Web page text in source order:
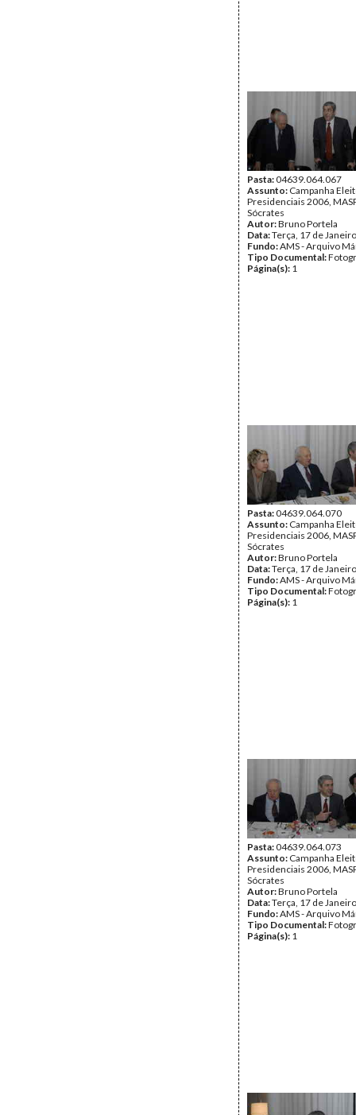
Pasta:04639.064.067
Assunto: Campanha
Presidenciais 2006,
Sócrates
Autor:Bruno Portela
Data:Terça, 17 de
Fundo:AMS - Arquivo
Tipo Documental:
Página(s): 1
Pasta:04639.064.070
Assunto: Campanha
Presidenciais 2006,
Sócrates
Autor:Bruno Portela
Data:Terça, 17 de
Fundo:AMS - Arquivo
Tipo Documental:
Página(s): 1
Pasta:04639.064.073
Assunto: Campanha
Presidenciais 2006,
Sócrates
Autor:Bruno Portela
Data:Terça, 17 de
Fundo:AMS - Arquivo
Tipo Documental:
Página(s): 1